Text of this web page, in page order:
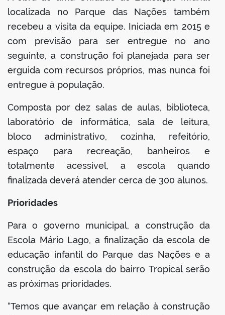
localizada no Parque das Nações também
recebeu a visita da equipe. Iniciada em 2015 e
com previsão para ser entregue no ano
seguinte, a construção foi planejada para ser
erguida com recursos próprios, mas nunca foi
entregue à população.
Composta por dez salas de aulas, biblioteca,
laboratório de informática, sala de leitura,
bloco administrativo, cozinha, refeitório,
espaço para recreação, banheiros e
totalmente acessível, a escola quando
finalizada deverá atender cerca de 300 alunos.
Prioridades
Para o governo municipal, a construção da
Escola Mário Lago, a finalização da escola de
educação infantil do Parque das Nações e a
construção da escola do bairro Tropical serão
as próximas prioridades.
“Temos que avançar em relação à construção